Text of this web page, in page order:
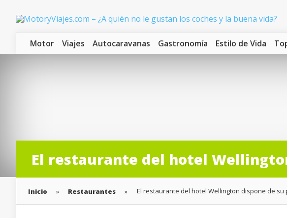
Motor Viajes Autocaravanas Gastronomía Estilo de Vida
El restaurante del hotel
Inicio » Restaurantes » El restaurante del hotel Wellington dispone de